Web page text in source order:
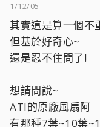
1/12/05
其實這是算一個不
但基於好奇心~
還是忍不住問了!
想請問說~
ATI的原廠風扇阿
有那種7葉~10葉